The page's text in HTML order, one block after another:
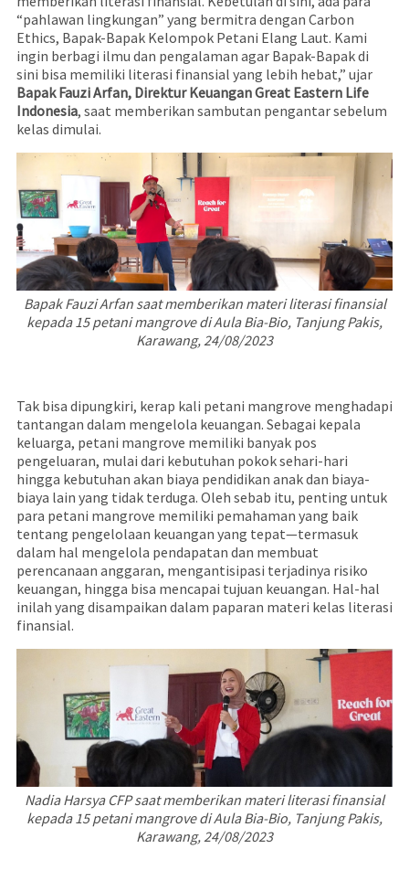
“pahlawan lingkungan” yang bermitra dengan Carbon
Ethics, Bapak-Bapak Kelompok Petani Elang Laut. Kami
ingin berbagi ilmu dan pengalaman agar Bapak-Bapak di
sini bisa memiliki literasi finansial yang lebih hebat,” ujar
Bapak Fauzi Arfan, Direktur Keuangan Great Eastern Life
Indonesia, saat memberikan sambutan pengantar sebelum
kelas dimulai.
Bapak Fauzi Arfan saat memberikan materi literasi finansial
kepada 15 petani mangrove di Aula Bia-Bio, Tanjung Pakis,
Karawang, 24/08/2023
Tak bisa dipungkiri, kerap kali petani mangrove menghadapi
tantangan dalam mengelola keuangan. Sebagai kepala
keluarga, petani mangrove memiliki banyak pos
pengeluaran, mulai dari kebutuhan pokok sehari-hari
hingga kebutuhan akan biaya pendidikan anak dan biaya-
biaya lain yang tidak terduga. Oleh sebab itu, penting untuk
para petani mangrove memiliki pemahaman yang baik
tentang pengelolaan keuangan yang tepat—termasuk
dalam hal mengelola pendapatan dan membuat
perencanaan anggaran, mengantisipasi terjadinya risiko
keuangan, hingga bisa mencapai tujuan keuangan. Hal-hal
inilah yang disampaikan dalam paparan materi kelas literasi
finansial.
Nadia Harsya CFP saat memberikan materi literasi finansial
kepada 15 petani mangrove di Aula Bia-Bio, Tanjung Pakis,
Karawang, 24/08/2023